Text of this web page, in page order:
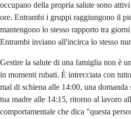
occupano della propria salute sono attivi
ore. Entrambi i gruppi raggiungono il
mantengono lo stesso rapporto tra
Entrambi inviano all'incirca lo stesso
Gestire la salute di una famiglia non è
in momenti rubati. È intrecciata con
mal di schiena alle 14:00, una domanda
tua madre alle 14:15, ritorno al lavoro
comportamentale che dica "questa